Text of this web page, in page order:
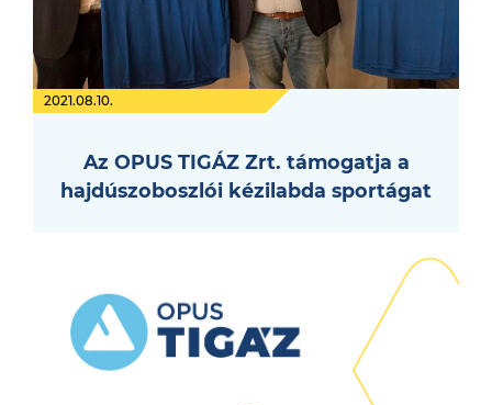
2021.08.10.
Az OPUS TIGÁZ Zrt. támogatja a
hajdúszoboszlói kézilabda sportágat